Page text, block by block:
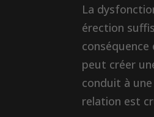
La
érection
peut créer
conduit à
relation est